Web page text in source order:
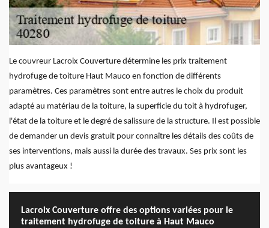
Le couvreur Lacroix Couverture détermine les prix traitement
hydrofuge de toiture Haut Mauco en fonction de différents
paramètres. Ces paramètres sont entre autres le choix du produit
adapté au matériau de la toiture, la superficie du toit à hydrofuger,
l'état de la toiture et le degré de salissure de la structure. Il est possible
de demander un devis gratuit pour connaître les détails des coûts de
ses interventions, mais aussi la durée des travaux. Ses prix sont les
plus avantageux !
Lacroix Couverture offre des options variées pour le
traitement hydrofuge de toiture à Haut Mauco